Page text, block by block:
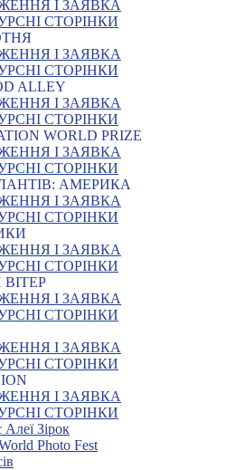
І ЗАЯВКА
СТОРІНКИ
І ЗАЯВКА
СТОРІНКИ
ALLEY
І ЗАЯВКА
СТОРІНКИ
WORLD PRIZE
І ЗАЯВКА
СТОРІНКИ
АМЕРИКА
І ЗАЯВКА
СТОРІНКИ
І ЗАЯВКА
СТОРІНКИ
І ЗАЯВКА
СТОРІНКИ
І ЗАЯВКА
СТОРІНКИ
І ЗАЯВКА
СТОРІНКИ
Зірок
Photo Fest